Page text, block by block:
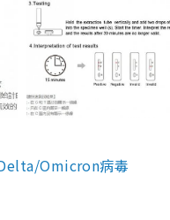
Omicron病毒